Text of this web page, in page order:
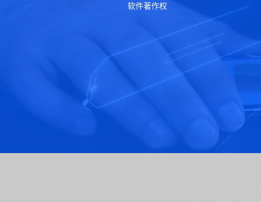
软件著作权